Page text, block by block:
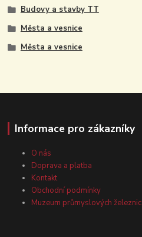
Budovy a stavby TT
Města a vesnice
Města a vesnice
Informace pro zákazníky
O nás
Doprava a platba
Kontakt
Obchodní podmínky
Muzeum průmyslových železnic